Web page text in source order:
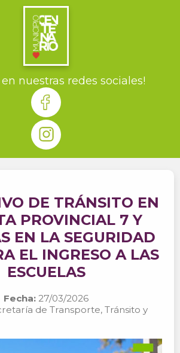
en nuestras redes sociales!
DE TRÁNSITO EN
PROVINCIAL 7 Y
EN LA SEGURIDAD
EL INGRESO A LAS
ESCUELAS
Fecha: 27/03/2026
de Transporte, Tránsito y